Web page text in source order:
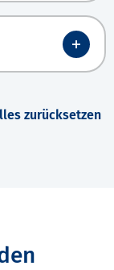
zurücksetzen